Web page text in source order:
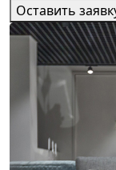
Оставить